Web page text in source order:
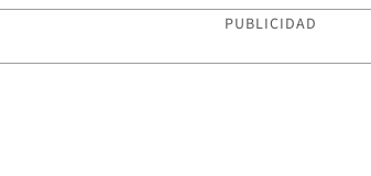
PUBLICIDAD